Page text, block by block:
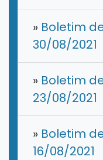
» Boletim
30/08/2021
» Boletim
23/08/2021
» Boletim
16/08/2021